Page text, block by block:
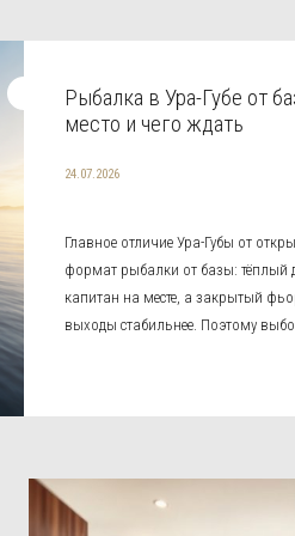
Рыбалка в Ура-Губе от
место и чего ждать
24.07.2026
Главное отличие Ура-Губы от
формат рыбалки от базы: тёплый
капитан на месте, а закрытый
выходы стабильнее. Поэтому